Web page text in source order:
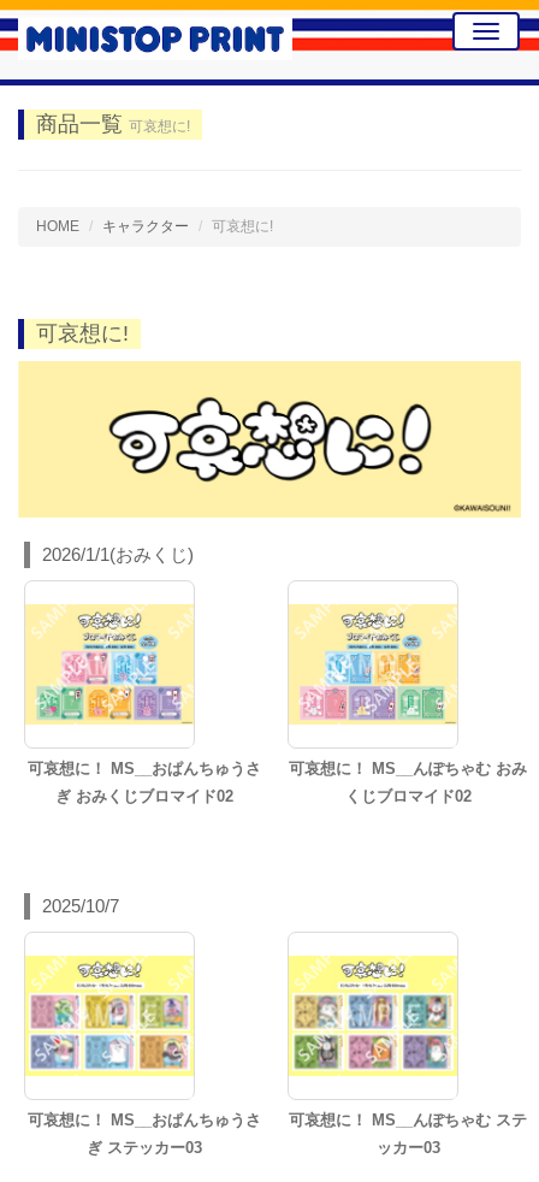
Toggle
商品一覧 可哀想に!
HOME キャラクター 可哀想に!
可哀想に!
2026/1/1(おみくじ)
可哀想に！ MS__おぱんちゅうさ
ぎ おみくじブロマイド02
可哀想に！ MS__んぽちゃむ おみ
くじブロマイド02
2025/10/7
可哀想に！ MS__おぱんちゅうさ
ぎ ステッカー03
可哀想に！ MS__んぽちゃむ ステ
ッカー03